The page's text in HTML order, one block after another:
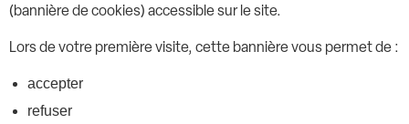
(bannière de cookies) accessible sur le site.
Lors de votre première visite, cette bannière vous permet de :
accepter
refuser